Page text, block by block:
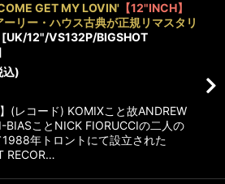
GET MY LOVIN' 【12"INCH】
リー・ハウス古典が正規リマスタリ
[UK/12"/VS132P/BIGSHOT
込)
】(レコード) KOMIXこと故ANDREW
BIASことNICK FIORUCCIの二人の
年トロントにて設立された
RECOR…